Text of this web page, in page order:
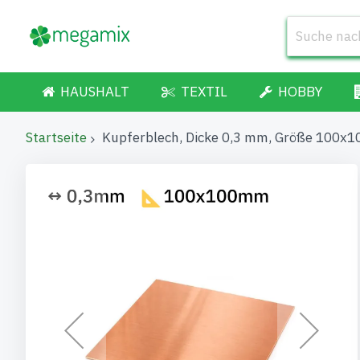
HAUSHALT TEXTIL HOBBY
Startseite Kupferblech, Dicke 0,3 mm, Größe
Zum